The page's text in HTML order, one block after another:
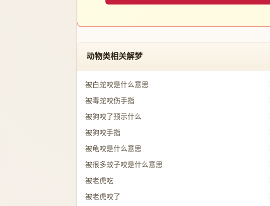
动物类相关解梦
被白蛇咬是什么意思
被毒蛇咬伤手指
被狗咬了预示什么
被狗咬手指
被龟咬是什么意思
被很多蚊子咬是什么意思
被老虎吃
被老虎咬了